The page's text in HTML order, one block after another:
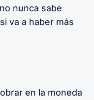
nunca sabe
va a haber más
en la moneda